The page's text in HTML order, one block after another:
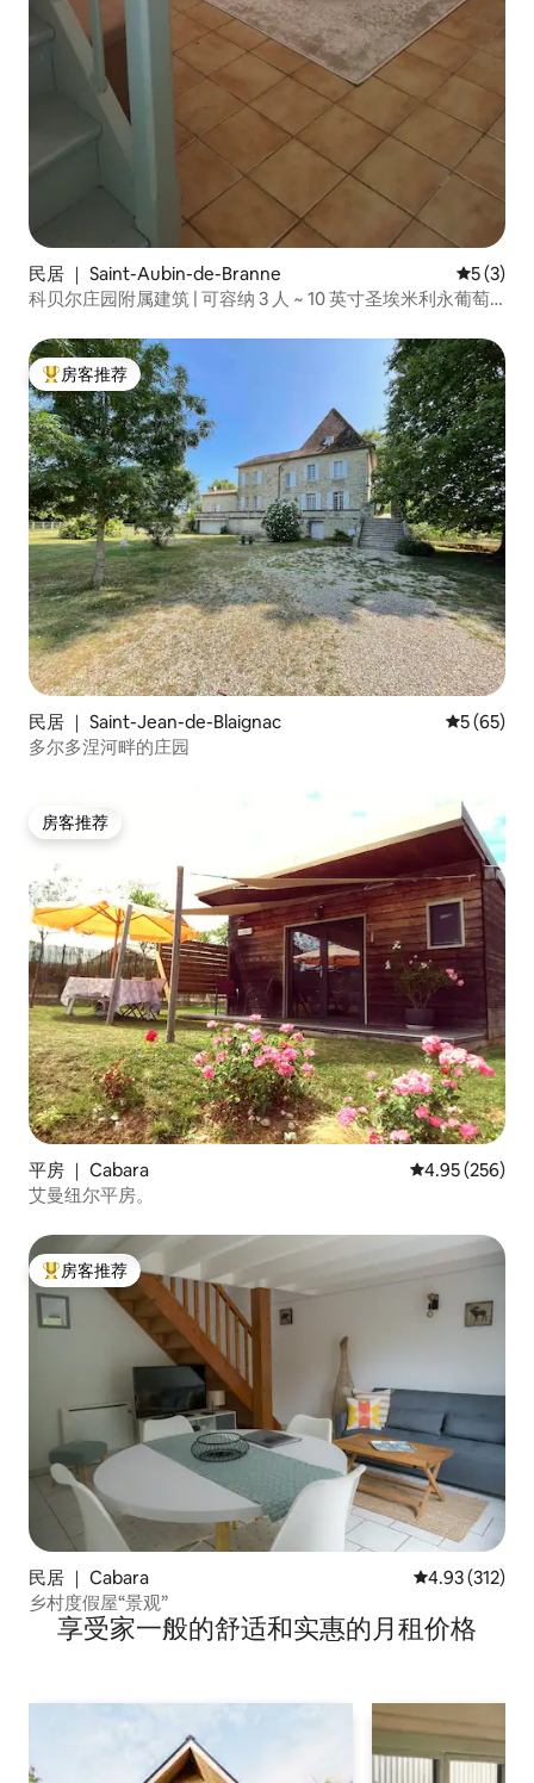
民居 ｜ Saint-Aubin-de-Branne 平均评分
5 (3)
科贝尔庄园附属建筑 | 可容纳 3 人 ~ 10 英寸圣埃米利永葡萄
热门「房客推荐」
房客推荐
民居 ｜ Saint-Jean-de-Blaignac 平均评分
5 (65)
多尔多涅河畔的庄园
房客推荐
房客推荐
平房 ｜ Cabara 平均评分 4.95
4.95 (256)
艾曼纽尔平房。
热门「房客推荐」
房客推荐
民居 ｜ Cabara 平均评分 4.93
4.93 (312)
乡村度假屋“景观”
享受家一般的舒适和实惠的月租价格